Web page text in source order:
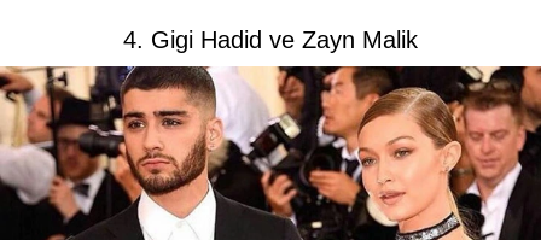
4. Gigi Hadid ve Zayn Malik